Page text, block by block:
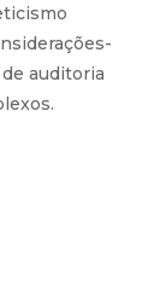
auditoria